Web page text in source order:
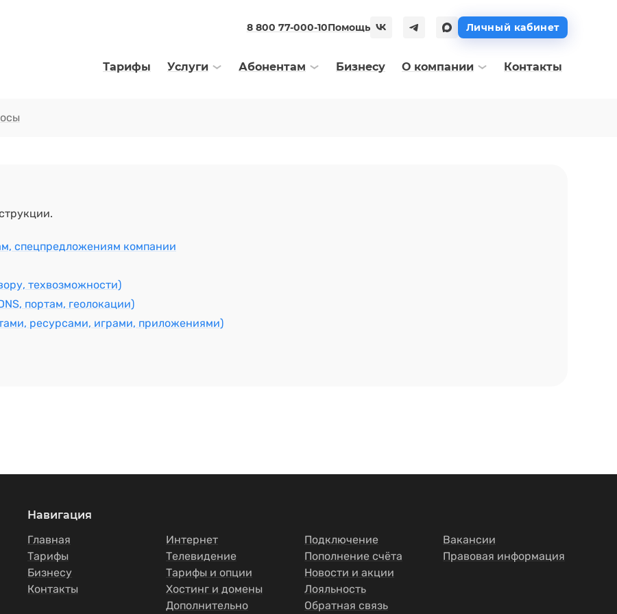
8 800 77-000-10Помощь Личный кабинет
Тарифы Услуги Абонентам Бизнесу О компании Контакты
спецпредложениям компании
техвозможности)
портам, геолокации)
ресурсами, играми, приложениями)
Навигация
Главная
Тарифы
Бизнесу
Контакты
Интернет
Телевидение
Тарифы и опции
Хостинг и домены
Дополнительно
Подключение
Пополнение счёта
Новости и акции
Лояльность
Обратная связь
Вакансии
Правовая информация